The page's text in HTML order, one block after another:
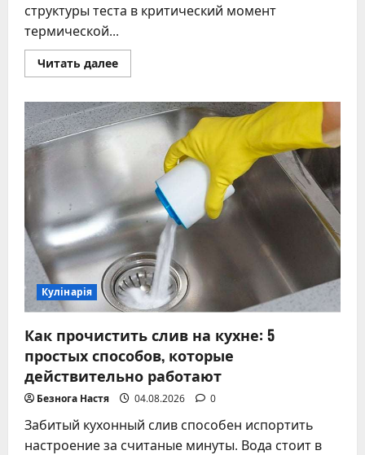
структуры теста в критический момент
термической...
Читать далееПрочитать
больше
опадает
после
выпечки:
главные
ошибки
проверенные
способы
их
избежать
Кулінарія
Как прочистить слив на кухне: 5
простых способов, которые
действительно работают
Безнога Настя 04.08.2026 0
Забитый кухонный слив способен испортить
настроение за считаные минуты. Вода стоит в